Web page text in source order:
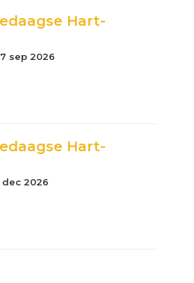
Hart-
sep 2026
Hart-
dec 2026